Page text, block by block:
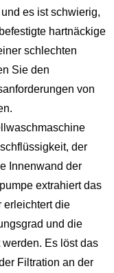
es ist schwierig,
hartnäckige
schlechten
Sie den
von
der
Innenwand der
extrahiert das
erleichtert die
und die
Es löst das
Filtration an der